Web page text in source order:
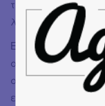
της Μίτσελ.
λυρικούς
Εύχομαι η κρίση
αναδειχθούν κι
αυτές οι σπουδές
επιστρέψει η